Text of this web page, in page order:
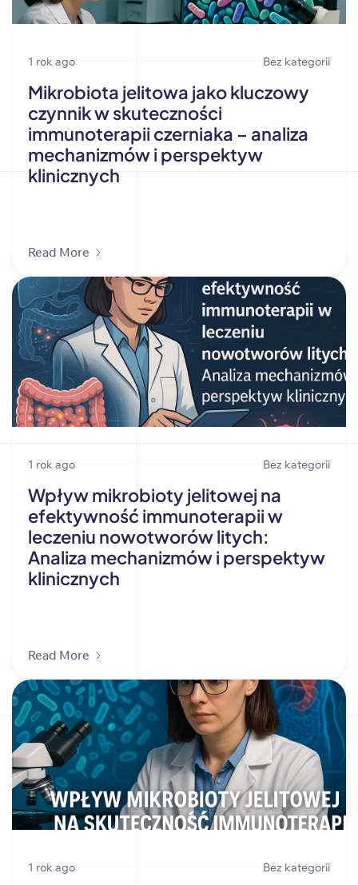
1 rok ago Bez kategorii
Mikrobiota jelitowa jako kluczowy
czynnik w skuteczności
immunoterapii czerniaka – analiza
mechanizmów i perspektyw
klinicznych
Read More
1 rok ago Bez kategorii
Wpływ mikrobioty jelitowej na
efektywność immunoterapii w
leczeniu nowotworów litych:
Analiza mechanizmów i perspektyw
klinicznych
Read More
1 rok ago Bez kategorii